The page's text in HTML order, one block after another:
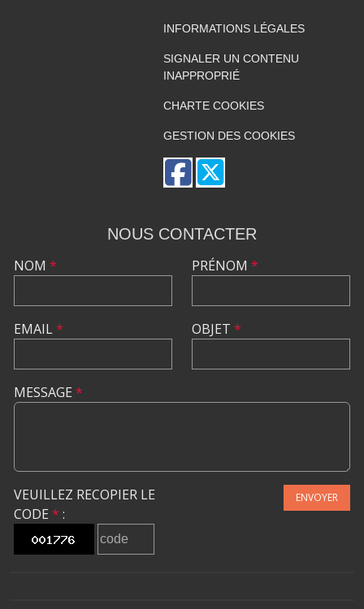
INFORMATIONS LÉGALES
SIGNALER UN CONTENU
INAPPROPRIÉ
CHARTE COOKIES
GESTION DES COOKIES
NOUS CONTACTER
NOM *
EMAIL*
PRÉNOM *
OBJET *
MESSAGE *
VEUILLEZ RECOPIER LE
CODE * :
ENVOYER